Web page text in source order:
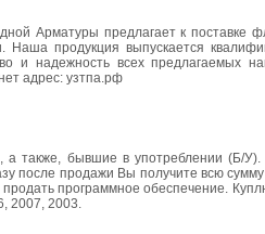
Арматуры предлагает к
Наша продукция выпускается
и надежность всех предлагаемых
адрес: узтпа.рф
также, бывшие в употреблении (Б/
после продажи Вы получите всю
программное обеспечение.
2007, 2003.